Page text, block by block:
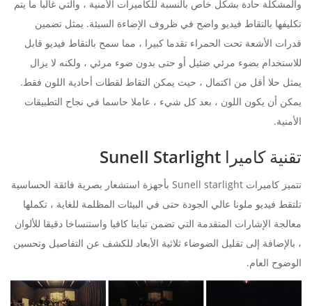
والمشكلة حادة بشكل خاص بالنسبة للكاميرات الأمنية ، والتي غالبا ما يتم
تكليفها بالتقاط فيديو واضح في ظروف الإضاءة السيئة. يمثل تضمين
قدرات الأشعة تحت الحمراء تقدما كبيرا ، مما سمح بالتقاط فيديو قابل
للاستخدام بضوء مرئي ضئيل أو حتى بدون ضوء مرئي ، ولكنه لا يزال
يمثل حلا أقل من اكتمال ، حيث يمكن التقاط لقطات أحادية اللون فقط.
يمكن أن يكون اللون ، بعد كل شيء ، عاملا حاسما في نجاح التطبيقات
الأمنية.
تقنية كاميرا Sunell Starlight
تتميز كاميرات Sunell starlight بأجهزة استشعار بصرية فائقة الحساسية
تلتقط فيديو ملونا عالي الجودة حتى في البيئات المظلمة للغاية ، تكملها
معالجة الإشارات المتقدمة التي تضمن تباينا كافيا واستنساخا دقيقا للألوان
، بالإضافة إلى تقليل الضوضاء ثلاثية الأبعاد للكشف عن التفاصيل وتحسين
الوضوح العام.